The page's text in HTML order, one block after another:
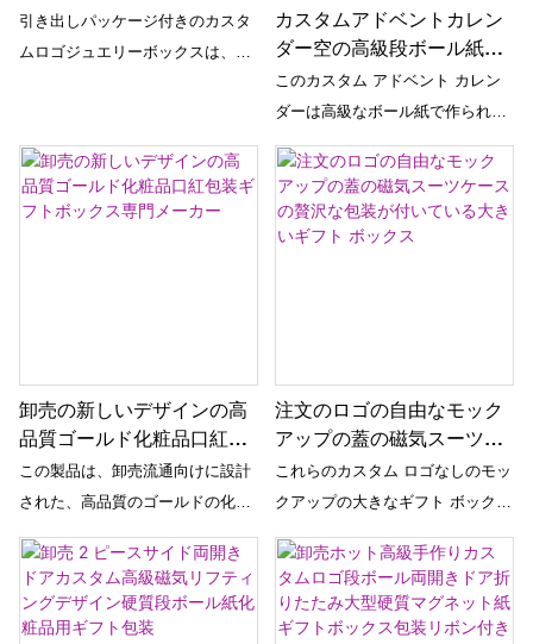
スタムロゴジュエリーボッ
クス
引き出しパッケージ付きのカスタ
ムロゴジュエリーボックスは、貴
方法を提供します。 高品質のデザ
インとカスタマイズ可能なロゴに
より、高級ジュエリー コレクショ
カスタムアドベントカレン
ダー空の高級段ボール紙ギ
フト美容化粧品包装カウン
トダウンクリスマスアドベ
このカスタム アドベント カレン
ダーは高級なボール紙で作られて
おり、美容製品や化粧品のギフト
に最適なパッケージとしてデザイ
ンされています。 クリスマスへの
カウントダウンとともに、このア
卸売の新しいデザインの高
品質ゴールド化粧品口紅包
装ギフトボックス専門メー
カー
この製品は、卸売流通向けに設計
された、高品質のゴールドの化粧
高級包装ソリューションの作成に
おける専門知識で知られる専門会
社によって製造されています。
注文のロゴの自由なモック
アップの蓋の磁気スーツケ
ースの贅沢な包装が付いて
いる大きいギフト ボックス
これらのカスタム ロゴなしのモッ
クアップの大きなギフト ボックス
う。 磁気スーツケースの豪華なパ
ッケージと蓋でデザインされてお
り、あらゆるプレゼントに洗練さ